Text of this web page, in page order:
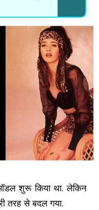
शुरू किया था. लेकिन
तरह से बदल गया.